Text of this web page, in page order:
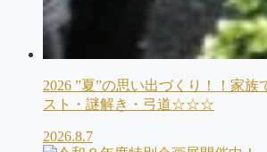
2026 ”夏”の思い出づくり！！家
スト・謎解き・弓道☆☆☆
2026.8.7